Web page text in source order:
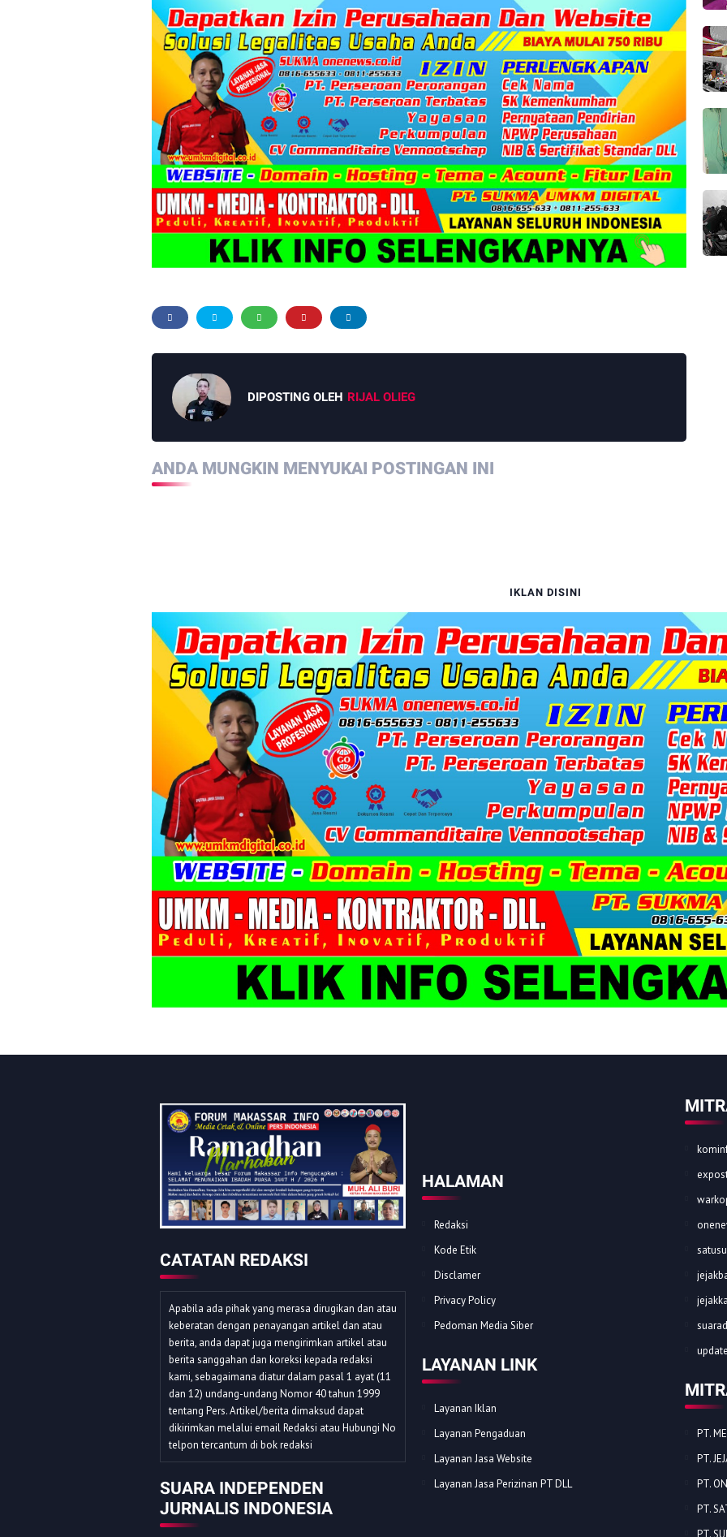
DIPOSTING OLEH RIJAL OLIEG
ANDA MUNGKIN MENYUKAI POSTINGAN INI
IKLAN DISINI
CATATAN REDAKSI
Apabila ada pihak yang merasa dirugikan dan atau
keberatan dengan penayangan artikel dan atau
berita, anda dapat juga mengirimkan artikel atau
berita sanggahan dan koreksi kepada redaksi
kami, sebagaimana diatur dalam pasal 1 ayat (11
dan 12) undang-undang Nomor 40 tahun 1999
tentang Pers. Artikel/berita dimaksud dapat
dikirimkan melalui email Redaksi atau Hubungi No
telpon tercantum di bok redaksi
SUARA INDEPENDEN
JURNALIS INDONESIA
HALAMAN
Redaksi
Kode Etik
Disclamer
Privacy Policy
Pedoman Media Siber
LAYANAN LINK
Layanan Iklan
Layanan Pengaduan
Layanan Jasa Website
Layanan Jasa Perizinan PT DLL
PT.
PT.
PT.
PT.